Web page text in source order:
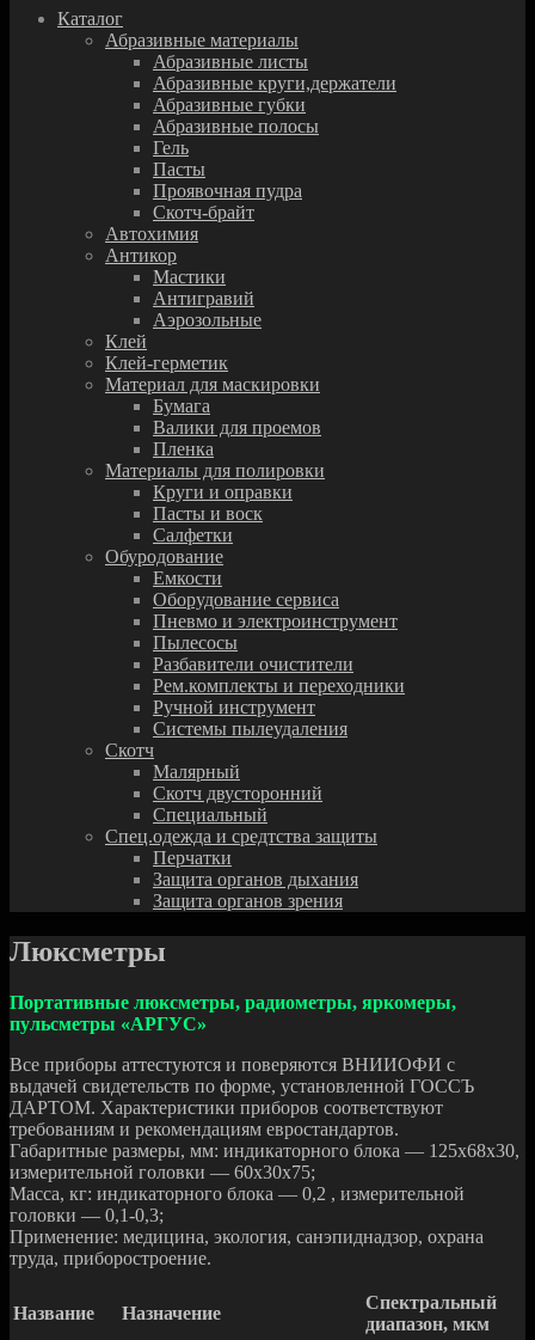
Каталог
Абразивные материалы
Абразивные листы
Абразивные круги,держатели
Абразивные губки
Абразивные полосы
Гель
Пасты
Проявочная пудра
Скотч-брайт
Автохимия
Антикор
Мастики
Антигравий
Аэрозольные
Клей
Клей-герметик
Материал для маскировки
Бумага
Валики для проемов
Пленка
Материалы для полировки
Круги и оправки
Пасты и воск
Салфетки
Обуродование
Емкости
Оборудование сервиса
Пневмо и электроинструмент
Пылесосы
Разбавители очистители
Рем.комплекты и переходники
Ручной инструмент
Системы пылеудаления
Скотч
Малярный
Скотч двусторонний
Специальный
Спец.одежда и средтства защиты
Перчатки
Защита органов дыхания
Защита органов зрения
Люксметры
Портативные люксметры, радиометры, яркомеры,
пульсметры «АРГУС»
Все приборы аттестуются и поверяются ВНИИОФИ с
выдачей свидетельств по форме, установленной ГОССЪ
ДАРТОМ. Характеристики приборов соответствуют
требованиям и рекомендациям евростандартов.
Габаритные размеры, мм: индикаторного блока — 125x68x30,
измерительной головки — 60x30x75;
Масса, кг: индикаторного блока — 0,2 , измерительной
головки — 0,1-0,3;
Применение: медицина, экология, санэпиднадзор, охрана
труда, приборостроение.
Название Назначение
Спектральный
диапазон, мкм